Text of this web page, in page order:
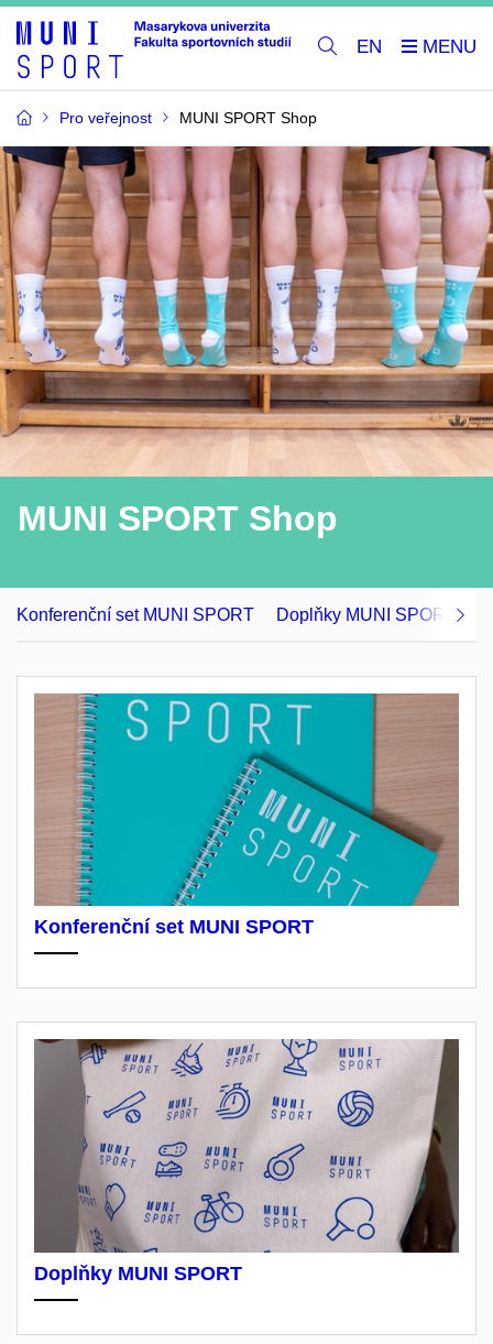
EN
Pro veřejnost MUNI SPORT Shop
MUNI SPORT Shop
Konferenční set MUNI SPORT Doplňky MUNI SPORT
Konferenční set MUNI SPORT
Doplňky MUNI SPORT